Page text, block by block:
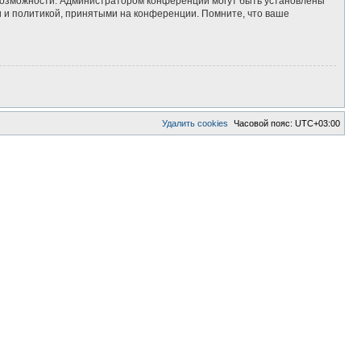
и политикой, принятыми на конференции. Помните, что ваше
Часовой пояс: UTC+03:00
Удалить cookies